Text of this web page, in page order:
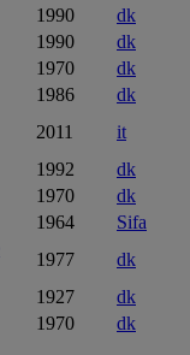
1990
dk
1990
dk
1970
dk
1986
dk
2011
it
1992
dk
1970
dk
1964
Sifa
1977
dk
1927
dk
1970 dk